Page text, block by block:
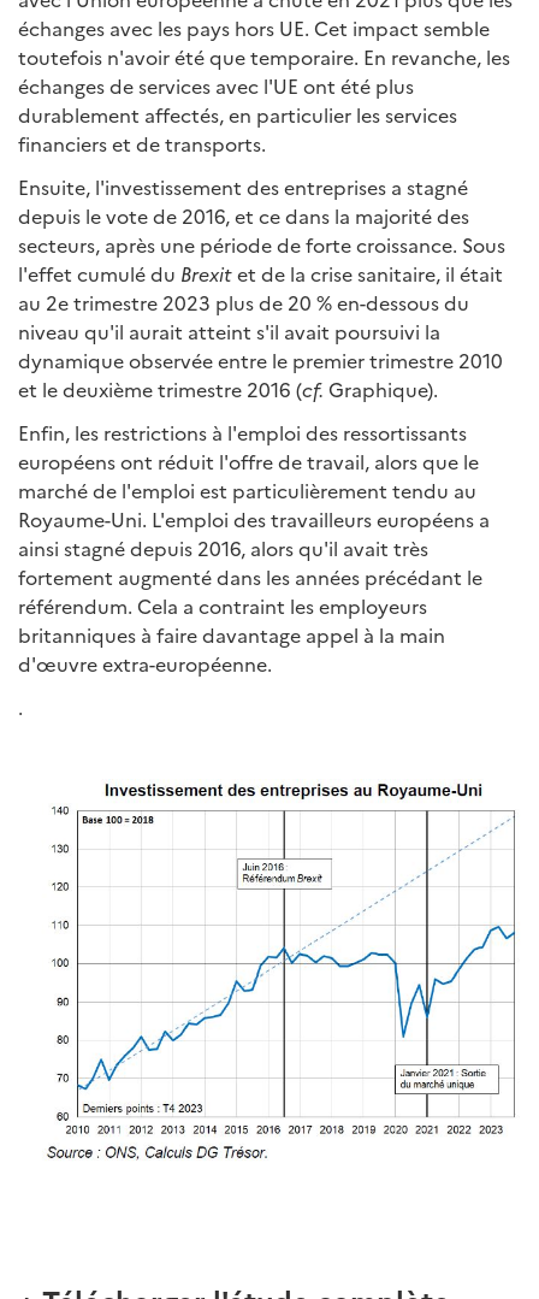
échanges avec les pays hors UE. Cet impact semble
toutefois n'avoir été que temporaire. En revanche, les
échanges de services avec l'UE ont été plus
durablement affectés, en particulier les services
financiers et de transports.
Ensuite, l'investissement des entreprises a stagné
depuis le vote de 2016, et ce dans la majorité des
secteurs, après une période de forte croissance. Sous
l'effet cumulé du Brexitet de la crise sanitaire, il était
au 2e trimestre 2023 plus de 20 % en-dessous du
niveau qu'il aurait atteint s'il avait poursuivi la
dynamique observée entre le premier trimestre 2010
et le deuxième trimestre 2016 (cf. Graphique).
Enfin, les restrictions à l'emploi des ressortissants
européens ont réduit l'offre de travail, alors que le
marché de l'emploi est particulièrement tendu au
Royaume-Uni. L'emploi des travailleurs européens a
ainsi stagné depuis 2016, alors qu'il avait très
fortement augmenté dans les années précédant le
référendum. Cela a contraint les employeurs
britanniques à faire davantage appel à la main
d'œuvre extra-européenne.
.